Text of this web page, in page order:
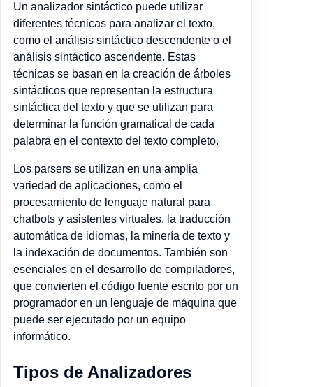
Un analizador sintáctico puede utilizar
diferentes técnicas para analizar el texto,
como el análisis sintáctico descendente o el
análisis sintáctico ascendente. Estas
técnicas se basan en la creación de árboles
sintácticos que representan la estructura
sintáctica del texto y que se utilizan para
determinar la función gramatical de cada
palabra en el contexto del texto completo.
Los parsers se utilizan en una amplia
variedad de aplicaciones, como el
procesamiento de lenguaje natural para
chatbots y asistentes virtuales, la traducción
automática de idiomas, la minería de texto y
la indexación de documentos. También son
esenciales en el desarrollo de compiladores,
que convierten el código fuente escrito por un
programador en un lenguaje de máquina que
puede ser ejecutado por un equipo
informático.
Tipos de Analizadores